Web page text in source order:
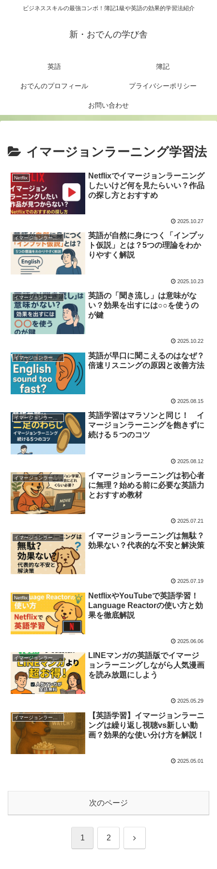
ビジネススキルの最強コンボ！簿記1級や英語の効果的学習法紹介
新・おでんの学び舎
英語 簿記
おでんのプロフィール プライバシーポリシー
お問い合わせ
イマージョンラーニング学習法
Netflix
Netflixでイマージョンラーニング
したいけど何を見たらいい？作品
の探し方とおすすめ
2025.10.27
イマージョンラーニング学習法
英語が自然に身につく「インプッ
ト仮説」とは？5つの理論をわか
りやすく解説
2025.10.23
イマージョンラーニング学習法
英語の「聞き流し」は意味がな
い？効果を出すには○○を使うの
が鍵
2025.10.22
イマージョンラーニング学習法
英語が早口に聞こえるのはなぜ？
倍速リスニングの原因と改善方法
2025.08.15
英語学習はマラソンと同じ！ イ
マージョンラーニングを飽きずに
続ける５つのコツ
2025.08.12
イマージョンラーニング学習法
イマージョンラーニングは初心者
に無理？始める前に必要な英語力
とおすすめ教材
2025.07.21
イマージョンラーニング学習法
イマージョンラーニングは無駄？
効果ない？代表的な不安と解決策
2025.07.19
Netflix
NetflixやYouTubeで英語学習！
Language Reactorの使い方と効
果を徹底解説
2025.06.06
LINEマンガの英語版でイマージ
ョンラーニングしながら人気漫画
を読み放題にしよう
2025.05.29
イマージョンラーニング学習法
【英語学習】イマージョンラーニ
ングは繰り返し視聴vs新しい動
画？効果的な使い分け方を解説！
2025.05.01
次のページ
1 2 次